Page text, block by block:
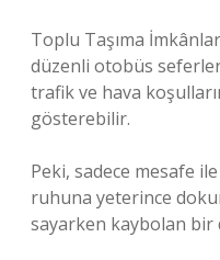
Toplu Taşıma
düzenli otobüs
trafik ve hava
gösterebilir.
Peki, sadece mesafe
ruhuna yeterince
sayarken kaybolan bir